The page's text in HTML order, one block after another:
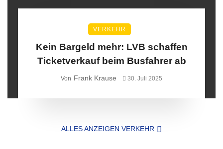
VERKEHR
Kein Bargeld mehr: LVB schaffen
Ticketverkauf beim Busfahrer ab
Von Frank Krause 30. Juli 2025
ALLES ANZEIGEN VERKEHR